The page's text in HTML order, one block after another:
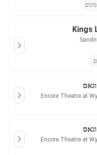
Encore Theatre at
Encore Theatre at